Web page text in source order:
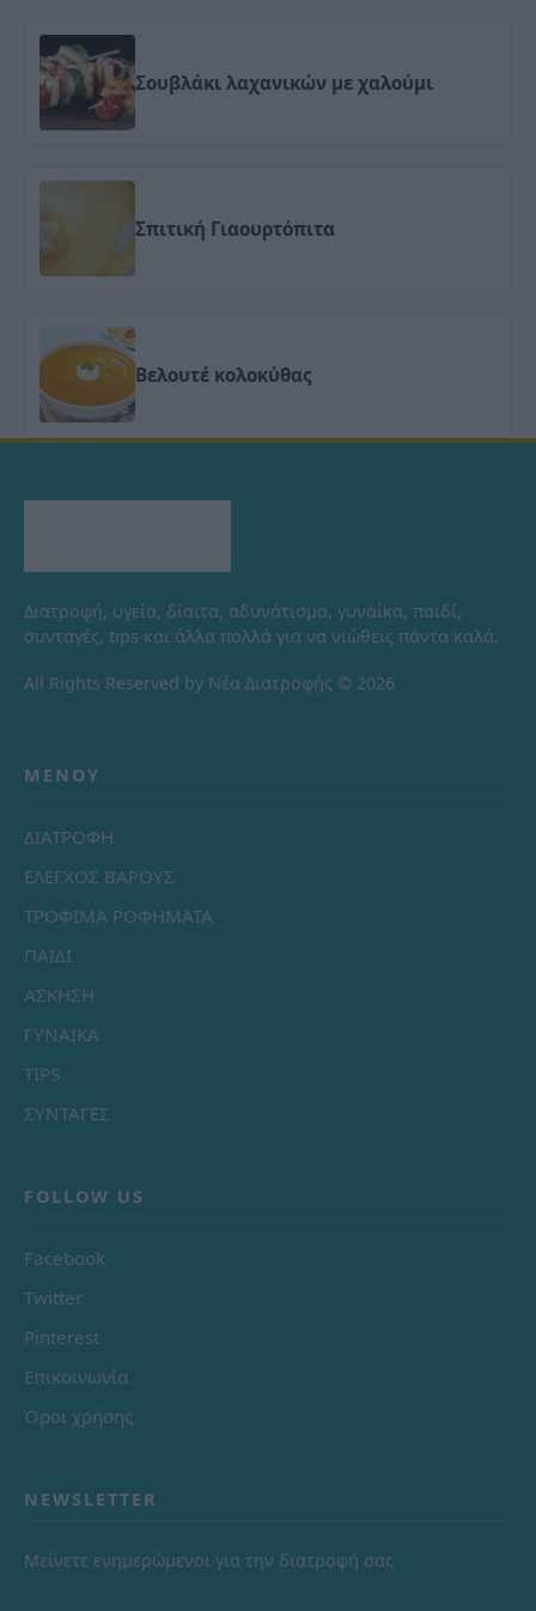
Σουβλάκι λαχανικών με χαλούμι
Σπιτική Γιαουρτόπιτα
Βελουτέ κολοκύθας
Διατροφή, υγεία, δίαιτα, αδυνάτισμα, γυναίκα, παιδί,
συνταγές, tips και άλλα πολλά για να νιώθεις πάντα καλά.
All Rights Reserved by Νέα Διατροφής © 2026
ΜΕΝΟΎ
ΔΙΑΤΡΟΦΗ
ΕΛΕΓΧΟΣ ΒΑΡΟΥΣ
ΤΡΟΦΙΜΑ ΡΟΦΗΜΑΤΑ
ΠΑΙΔΙ
ΑΣΚΗΣΗ
ΓΥΝΑΙΚΑ
TIPS
ΣΥΝΤΑΓΕΣ
FOLLOW US
Facebook
Twitter
Pinterest
Επικοινωνία
Όροι χρήσης
NEWSLETTER
Μείνετε ενημερώμενοι για την διατροφή σας